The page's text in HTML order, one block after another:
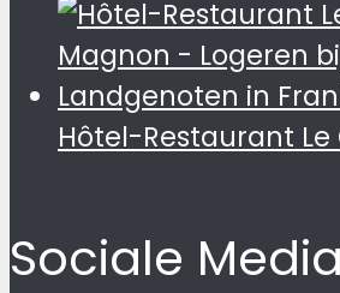
Hôtel-Restaurant
Sociale Media